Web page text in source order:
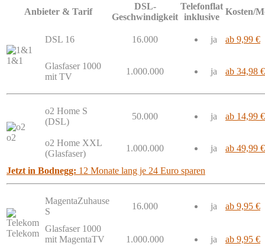
Anbieter & Tarif
DSL-
Geschwindigkeit
Telefonflat
inklusive
Kosten/
1&1
DSL 16 16.000 ja ab 9,99 €
Glasfaser 1000
mit TV
1.000.000 ja ab 34,98 €
o2
o2 Home S
(DSL)
50.000 ja ab 14,99 €
o2 Home XXL
(Glasfaser)
1.000.000 ja ab 49,99 €
Jetzt in Bodnegg: 12 Monate lang je 24 Euro sparen
Telekom
MagentaZuhause
S
16.000 ja ab 9,95 €
Glasfaser 1000
mit MagentaTV
1.000.000 ja ab 9,95 €